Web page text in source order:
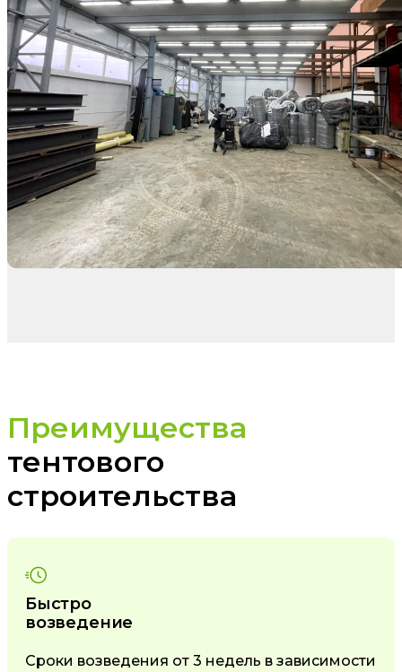
Преимущества
тентового
строительства
Быстро
возведение
Сроки возведения от 3 недель в зависимости